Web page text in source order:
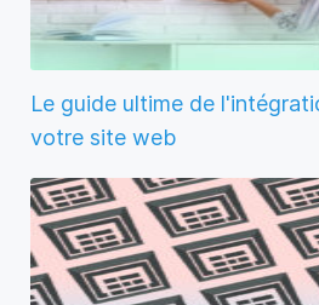
Le guide ultime de
votre site web